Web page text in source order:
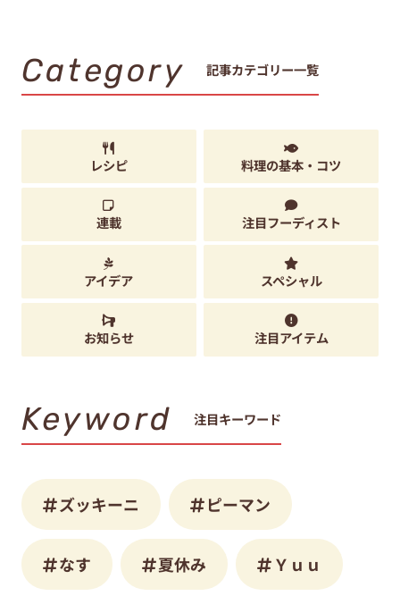
Category 記事カテゴリー一覧
レシピ 料理の基本・コツ
連載 注目フーディスト
アイデア スペシャル
お知らせ 注目アイテム
Keyword 注目キーワード
ズッキーニ ピーマン
なす 夏休み Ｙｕｕ